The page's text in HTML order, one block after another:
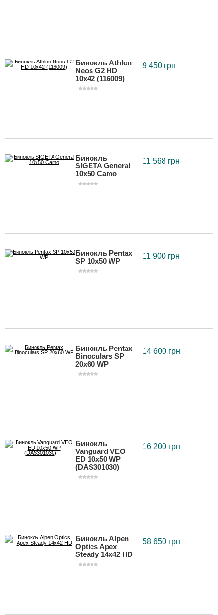
Бинокль Athlon
Neos G2 HD
10x42 (116009)
9 450 грн
Бинокль
SIGETA General
10x50 Camo
11 568 грн
Бинокль Pentax
SP 10x50 WP
11 900 грн
Бинокль Pentax
Binoculars SP
20x60 WP
14 600 грн
Бинокль
Vanguard VEO
ED 10x50 WP
(DAS301030)
16 200 грн
Бинокль Alpen
Optics Apex
Steady 14x42 HD
58 650 грн